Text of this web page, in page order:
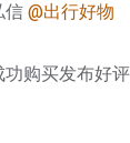
信 @出行好物
购买发布好